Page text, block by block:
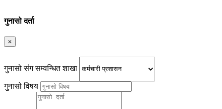
गुनासो दर्ता
×
गुनासो संग सम्वन्धित शाखा
गुनासो विषय